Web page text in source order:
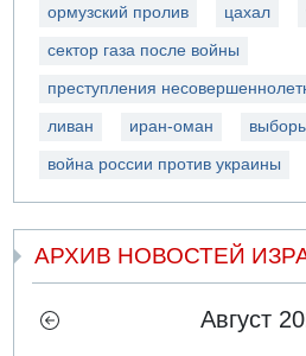
ормузский пролив цахал
сектор газа после войны
преступления
ливан иран-оман
война россии против украины
АРХИВ НОВОСТЕЙ
Август